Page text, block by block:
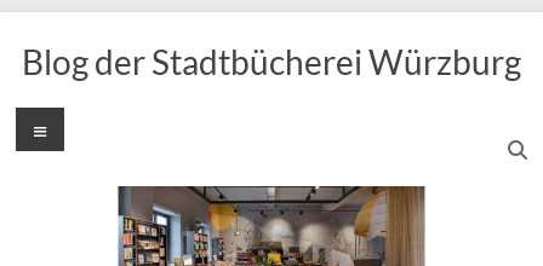
Inhalt
springen
Blog der Stadtbücherei Würzburg
Menü